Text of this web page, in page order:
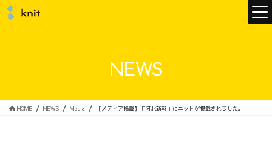
NEWS
HOME NEWS Media 【メディア掲載】「河北新報」にニットが掲載されました。